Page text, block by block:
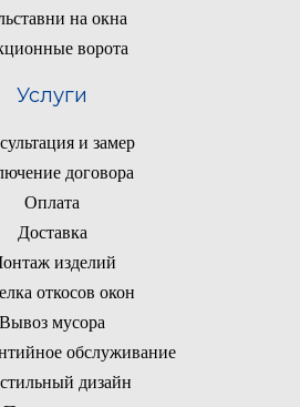
на окна
ворота
Услуги
и замер
договора
Оплата
Доставка
изделий
откосов окон
Вывоз мусора
обслуживание
дизайн